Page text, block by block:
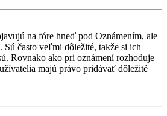
na fóre hneď pod Oznámením, ale
Sú často veľmi dôležité, takže si ich
Rovnako ako pri oznámení rozhoduje
majú právo pridávať dôležité